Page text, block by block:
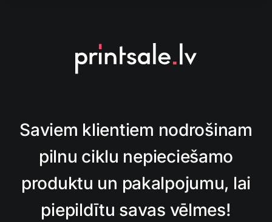
Saviem klientiem nodrošinam
pilnu ciklu nepieciešamo
produktu un pakalpojumu, lai
piepildītu savas vēlmes!